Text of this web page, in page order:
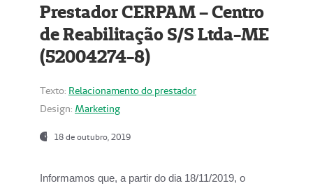
Prestador CERPAM – Centro
de Reabilitação S/S Ltda-ME
(52004274-8)
Texto: Relacionamento do prestador
Design: Marketing
18 de outubro, 2019
Informamos que, a partir do dia 18/11/2019, o